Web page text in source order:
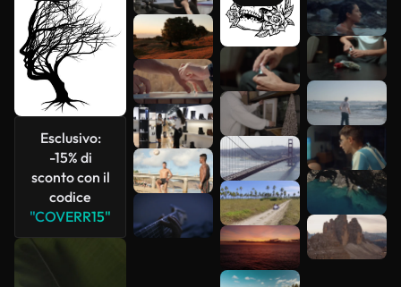
Esclusivo:
-15% di
sconto con il
codice
"COVERR15"
Scopri di
più